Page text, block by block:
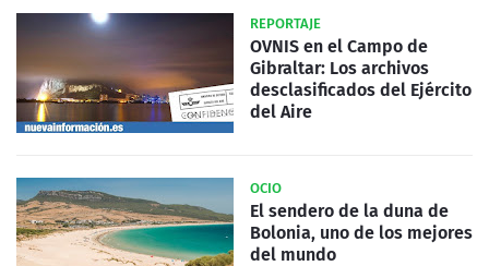
REPORTAJE
OVNIS en el Campo de
Gibraltar: Los archivos
desclasificados del Ejército
del Aire
OCIO
El sendero de la duna de
Bolonia, uno de los mejores
del mundo